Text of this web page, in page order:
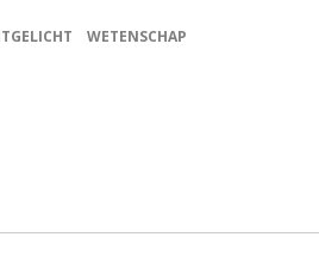
WETENSCHAP